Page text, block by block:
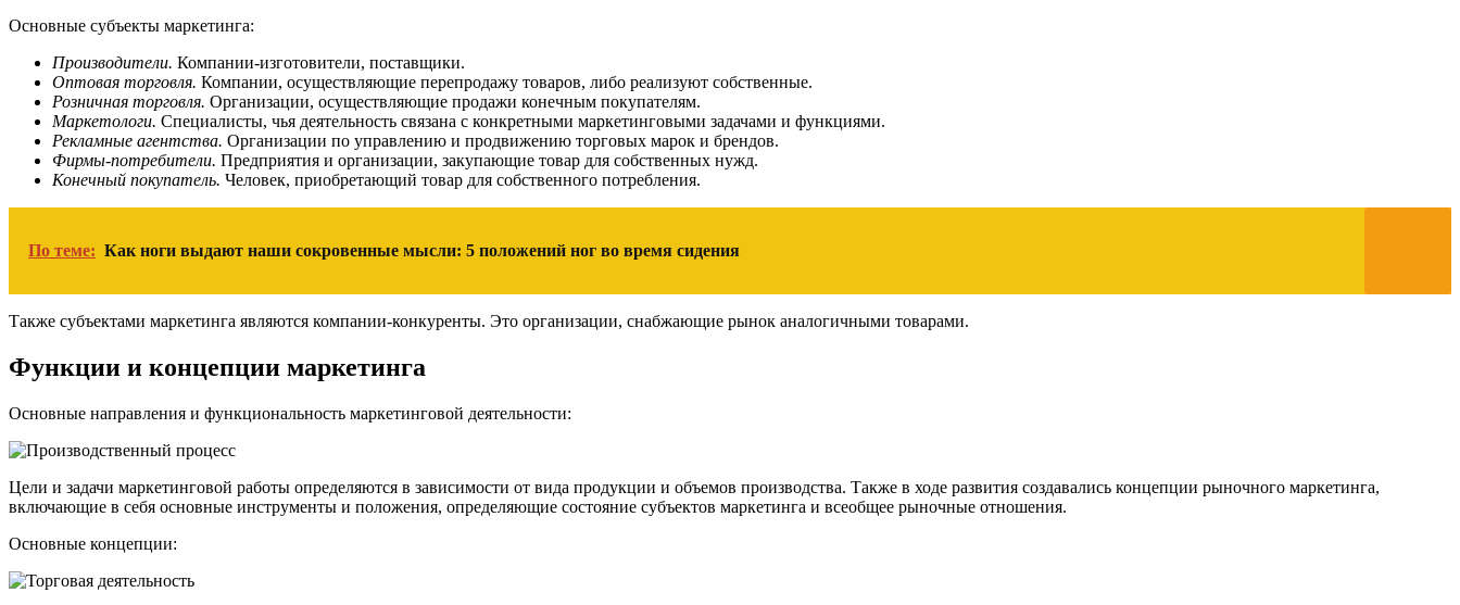
Основные субъекты маркетинга:
Производители. Компании-изготовители, поставщики.
Оптовая торговля. Компании, осуществляющие перепродажу товаров, либо реализуют собственные.
Розничная торговля. Организации, осуществляющие продажи конечным покупателям.
Маркетологи. Специалисты, чья деятельность связана с конкретными маркетинговыми задачами и функциями.
Рекламные агентства. Организации по управлению и продвижению торговых марок и брендов.
Фирмы-потребители. Предприятия и организации, закупающие товар для собственных нужд.
Конечный покупатель. Человек, приобретающий товар для собственного потребления.
По теме: Как ноги выдают наши сокровенные мысли: 5 положений ног во время сидения
Также субъектами маркетинга являются компании-конкуренты. Это организации, снабжающие рынок аналогичными товарами.
Функции и концепции маркетинга
Основные направления и функциональность маркетинговой деятельности:
Цели и задачи маркетинговой работы определяются в зависимости от вида продукции и объемов производства. Также в ходе развития создавались концепции рыночного маркетинга,
включающие в себя основные инструменты и положения, определяющие состояние субъектов маркетинга и всеобщее рыночные отношения.
Основные концепции: